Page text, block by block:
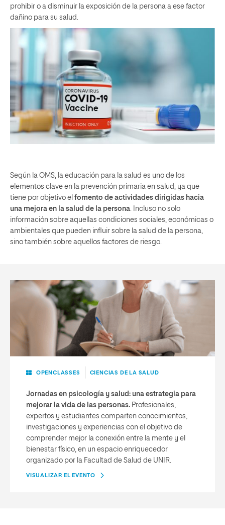
prohibir o a disminuir la exposición de la persona a ese factor
dañino para su salud.
Según la OMS, la educación para la salud es uno de los
elementos clave en la prevención primaria en salud, ya que
tiene por objetivo el fomento de actividades dirigidas hacia
una mejora en la salud de la persona . Incluso no solo
información sobre aquellas condiciones sociales, económicas o
ambientales que pueden influir sobre la salud de la persona,
sino también sobre aquellos factores de riesgo.
OPENCLASSES CIENCIAS DE LA SALUD
Jornadas en psicología y salud: una estrategia para
mejorar la vida de las personas. Profesionales,
expertos y estudiantes comparten conocimientos,
investigaciones y experiencias con el objetivo de
comprender mejor la conexión entre la mente y el
bienestar físico, en un espacio enriquecedor
organizado por la Facultad de Salud de UNIR.
VISUALIZAR EL EVENTO